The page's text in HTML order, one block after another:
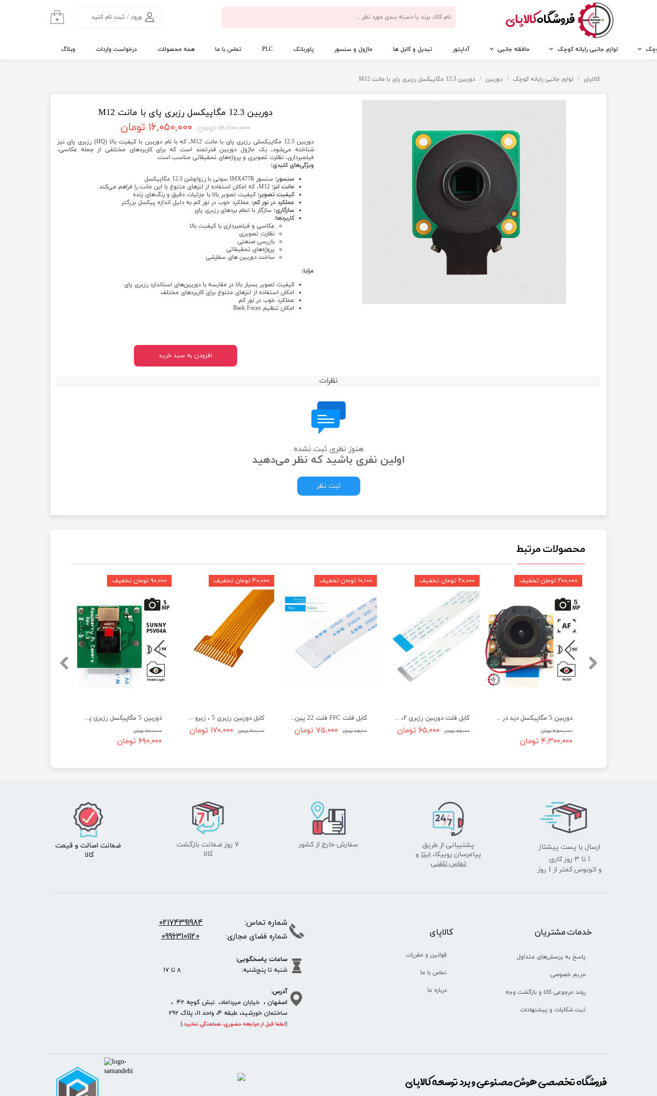
​فروشگاهکالاپای ورود / ثبت نام کنید
تغییر گذر واژه
کاربری
۰
لوازم جانبی رایانه کوچک حافظه جانبی آداپتور تبدیل و کابل ها ماژول و سنسور پاوربانک PLC تماس با ما همه محصولات درخواست واردات وبلاگ
کالاپای لوازم جانبی رایانه کوچک دوربین دوربین 12.3 مگاپیکسل رزبری پای با مانت M12
دوربین 12.3 مگاپیکسل رزبری پای با مانت M12
۱۶,۷۰۰,۰۰۰ تومان ۱۶,۰۵۰,۰۰۰ تومان
دوربین 12.3 مگاپیکسلی رزبری پای با مانت M12، که با نام دوربین با کیفیت بالا (HQ) رزبری پای نیز
شناخته می‌شود، یک ماژول دوربین قدرتمند است که برای کاربردهای مختلفی از جمله عکاسی،
فیلمبرداری، نظارت تصویری و پروژه‌های تحقیقاتی مناسب است.
ویژگی‌های کلیدی:
سنسور: سنسور IMX477R سونی با رزولوشن 12.3 مگاپیکسل
مانت لنز:
کیفیت تصویر: کیفیت تصویر بالا با جزئیات دقیق و رنگ‌های زنده
عملکرد در نور کم: عملکرد خوب در نور کم به دلیل اندازه پیکسل بزرگتر
سازگاری: سازگار با تمام بردهای رزبری پای
کاربردها:
عکاسی و فیلمبرداری با کیفیت بالا
نظارت تصویری
بازرسی صنعتی
پروژه‌های تحقیقاتی
ساخت دوربین های سفارشی
مزایا:
کیفیت تصویر بسیار بالا در مقایسه با دوربین‌های استاندارد رزبری پای
امکان استفاده از لنزهای متنوع برای کاربردهای مختلف
عملکرد خوب در نور کم
امکان تنظیم Back Focus
افزودن به سبد خرید
نظرات
هنوز نظری ثبت نشده
اولین نفری باشید که نظر می‌دهید
ثبت نظر
محصولات مرتبط
دوربین 5 مگاپیکسل رزبری پای
۷۸۰,۰۰۰ تومان
۶۹۰,۰۰۰ تومان
۹۰,۰۰۰ تومان تخفیف
کابل دوربین رزبری 5 ، زیرو و جتسون اورین
۲۱۰,۰۰۰ تومان ۱۷۰,۰۰۰ تومان
۴۰,۰۰۰ تومان تخفیف
کابل فلت FFC فلت 22 پین گام 0.5mm نوع A
۸۵,۱۰۰ تومان ۷۵,۰۰۰ تومان
۱۰,۱۰۰ تومان تخفیف
کابل فلت دوربین رزبری ۲، ۳، ۴ و جتسون نانو
۸۵,۰۰۰ تومان ۶۵,۰۰۰ تومان
۲۰,۰۰۰ تومان تخفیف
دوربین 5 مگاپیکسل دید در روز و شب اتوماتیک IR-cut رزبری پای
۴,۵۰۰,۰۰۰ تومان
۴,۳۰۰,۰۰۰ تومان
۲۰۰,۰۰۰ تومان تخفیف
ارسال با پست پیشتاز
​​​​​​​1 تا 3 روز کاری
و اتوبوس کمتر از 1 روز
پشتیبانی از طریق
پیامرسان روبیکا،ایتاو
تماس تلفنی
سفارش خارج از کشور
۷ روز ضمانت بازگشت
​​​​​​​کالا
ضمانت اصالت و قیمت​​​​​​​
کالا ​​​​​​​
خدمات مشتریان
پاسخ به پرسش‌های متداول
حریم خصوصی
روند مرجوعی کالا و بازگشت وجه
ثبت شکایات و پیشنهادات
​​کالاپای
قوانین و مقررات
تماس با ما
درباره ما
فروشگاه تخصصی هوش مصنوعی و برد توسعه کالاپای
شماره تماس: 02174391984
شماره فضای مجازی: 09963101120
ساعات پاسخگویی:
شنبه تا پنج‌شنبه: 8 تا 17
آدرس:
اصفهان ، خیابان میرداماد، نبش کوچه 42 ،
ساختمان خورشید، طبقه 4، واحد 11، پلاک 292
(لطفا قبل از مراجعه حضوری، هماهنگی نمایید.
)